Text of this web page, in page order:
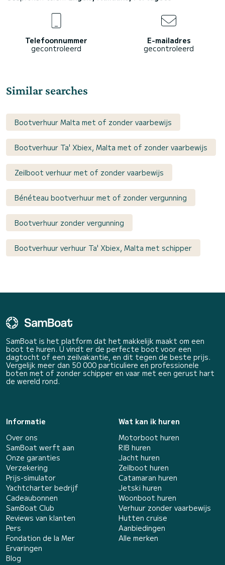
Telefoonnummer
gecontroleerd
E-mailadres
gecontroleerd
Similar searches
Bootverhuur Malta met of zonder vaarbewijs
Bootverhuur Ta' Xbiex, Malta met of zonder vaarbewijs
Zeilboot verhuur met of zonder vaarbewijs
Bénéteau bootverhuur met of zonder vergunning
Bootverhuur zonder vergunning
Bootverhuur verhuur Ta' Xbiex, Malta met schipper
SamBoat is het platform dat het makkelijk maakt om een
boot te huren. U vindt er de perfecte boot voor een
dagtocht of een zeilvakantie, en dit tegen de beste prijs.
Vergelijk meer dan 50 000 particuliere en professionele
boten met of zonder schipper en vaar met een gerust hart
de wereld rond.
Informatie
Over ons
SamBoat werft aan
Onze garanties
Verzekering
Prijs-simulator
Yachtcharter bedrijf
Cadeaubonnen
SamBoat Club
Reviews van klanten
Pers
Fondation de la Mer
Ervaringen
Blog
Wat kan ik huren
Motorboot huren
RIB huren
Jacht huren
Zeilboot huren
Catamaran huren
Jetski huren
Woonboot huren
Verhuur zonder vaarbewijs
Hutten cruise
Aanbiedingen
Alle merken